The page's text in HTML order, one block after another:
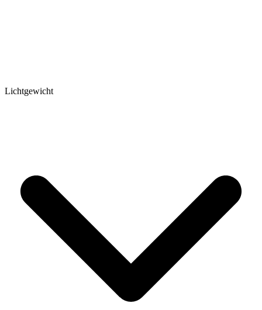
Lichtgewicht